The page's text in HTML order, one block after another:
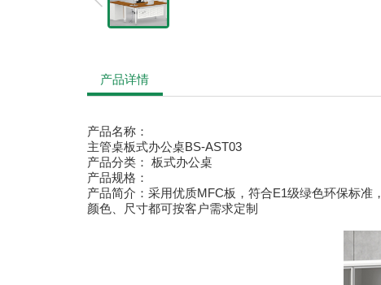
产品详情
产品名称：
主管桌板式办公桌BS-AST03
产品分类： 板式办公桌
产品规格：
产品简介： 采用优质MFC板，符合E1级绿色环保标准
颜色、尺寸都可按客户需求定制